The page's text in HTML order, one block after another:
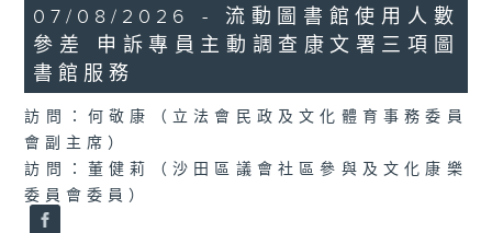
25
minutes,
7
seconds
07/08/2026 - 流動圖書館使用人數
參差 申訴專員主動調查康文署三項圖
書館服務
訪問：何敬康（立法會民政及文化體育事務委員
會副主席）
訪問：董健莉（沙田區議會社區參與及文化康樂
委員會委員）